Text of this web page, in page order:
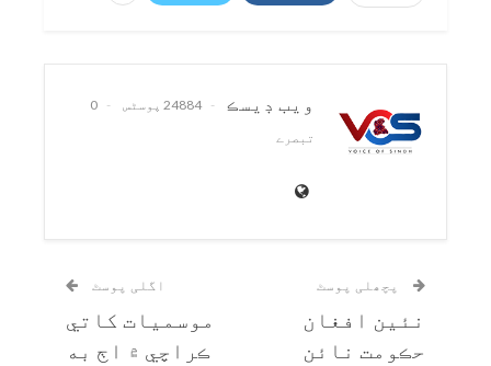
ويب ڊيسڪ 24884 پوسٹس
0
تبصرے
پچھلی پوسٹ
نئين افغان
حڪومت نائن
اگلی پوسٹ
موسميات کاتي
ڪراچي ۾ اڄ به